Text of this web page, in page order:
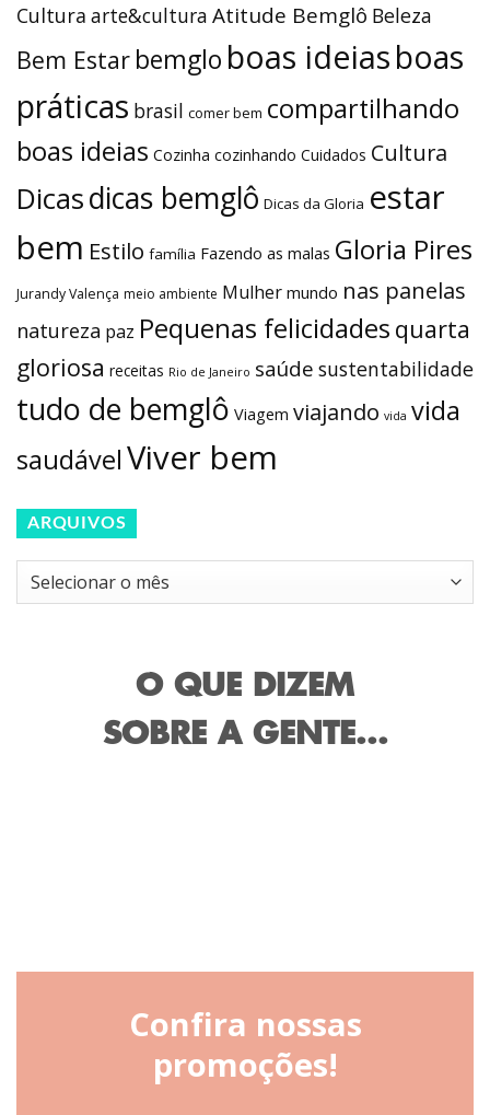
Cultura arte&cultura Atitude Bemglô Beleza
Bem Estar bemglo boas ideiasboas
práticas brasil comer bem compartilhando
boas ideias Cozinha cozinhando Cuidados Cultura
Dicasdicas bemglô Dicas da Gloria estar
bem Estilo família Fazendo as malas Gloria Pires
Jurandy Valença meio ambiente Mulher mundo nas panelas
natureza paz Pequenas felicidades quarta
gloriosa receitas Rio de Janeiro saúde sustentabilidade
tudo de bemglô Viagem viajando vida vida
saudávelViver bem
ARQUIVOS
Arquivos
O QUE DIZEM
SOBRE A GENTE...
Confira nossas
promoções!